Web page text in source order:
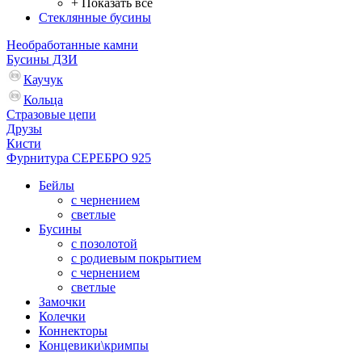
Стеклянные бусины
Необработанные камни
Бусины ДЗИ
Каучук
Кольца
Стразовые цепи
Друзы
Кисти
Фурнитура СЕРЕБРО 925
Бейлы
с чернением
светлые
Бусины
с позолотой
с родиевым покрытием
с чернением
светлые
Замочки
Колечки
Коннекторы
Концевики\кримпы